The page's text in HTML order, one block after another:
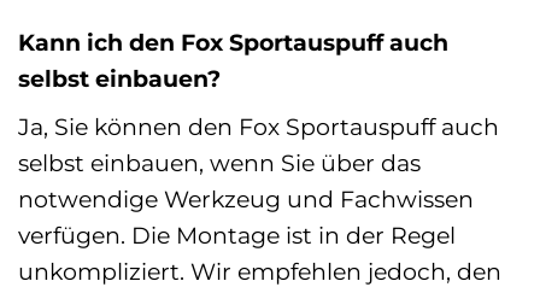
Kann ich den Fox Sportauspuff auch
selbst einbauen?
Ja, Sie können den Fox Sportauspuff auch
selbst einbauen, wenn Sie über das
notwendige Werkzeug und Fachwissen
verfügen. Die Montage ist in der Regel
unkompliziert. Wir empfehlen jedoch, den